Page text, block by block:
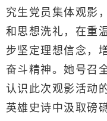
究生党员集体观影
和思想洗礼，在重
步坚定理想信念，
奋斗精神。她号召
认识此次观影活动
英雄史诗中汲取磅